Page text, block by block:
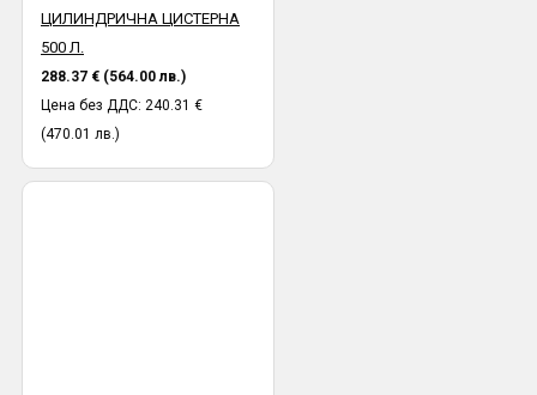
ЦИЛИНДРИЧНА ЦИСТЕРНА
500 Л.
288.37 € (564.00 лв.)
Цена без ДДС: 240.31 €
(470.01 лв.)